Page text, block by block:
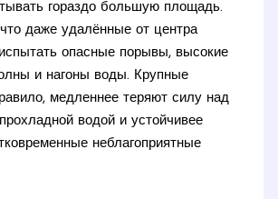
гораздо большую площадь.
даже удалённые от центра
опасные порывы, высокие
и нагоны воды. Крупные
медленнее теряют силу над
водой и устойчивее
неблагоприятные